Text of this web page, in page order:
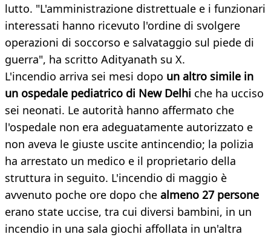
lutto. "L'amministrazione distrettuale e i funzionari
interessati hanno ricevuto l'ordine di svolgere
operazioni di soccorso e salvataggio sul piede di
guerra", ha scritto Adityanath su X.
L'incendio arriva sei mesi dopo un altro simile in
un ospedale pediatrico di New Delhi che ha ucciso
sei neonati. Le autorità hanno affermato che
l'ospedale non era adeguatamente autorizzato e
non aveva le giuste uscite antincendio; la polizia
ha arrestato un medico e il proprietario della
struttura in seguito. L'incendio di maggio è
avvenuto poche ore dopo che almeno 27 persone
erano state uccise, tra cui diversi bambini, in un
incendio in una sala giochi affollata in un'altra